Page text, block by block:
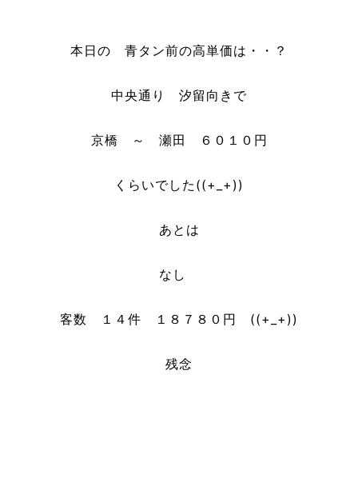
本日の 青タン前の高単価は・・？
中央通り 汐留向きで
京橋 ～ 瀬田 ６０１０円
くらいでした((+_+))
あとは
なし
客数 １４件 １８７８０円 ((+_+))
残念